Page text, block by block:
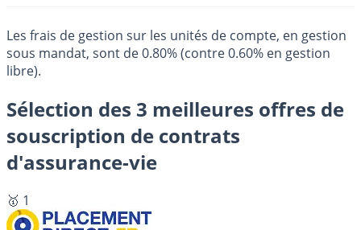
Les frais de gestion sur les unités de compte, en gestion
sous mandat, sont de 0.80% (contre 0.60% en gestion
libre).
Sélection des 3 meilleures offres de
souscription de contrats
d'assurance-vie
🥇 1